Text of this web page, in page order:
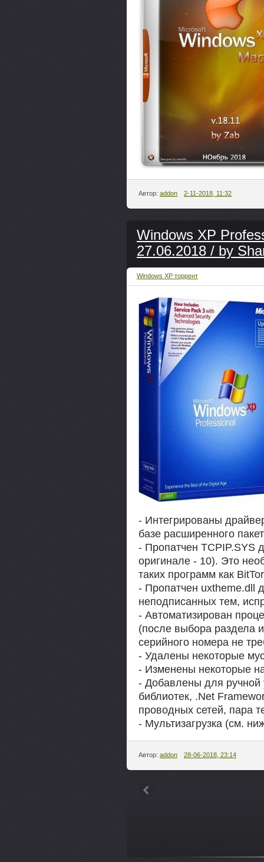
Автор: addon 2-11-2018, 11:32
Windows XP
27.06.2018 / by
Windows XP торрент
- Интегрированы
базе расширенного
- Пропатчен TCPIP.SYS
оригинале - 10). Это
таких программ как
- Пропатчен uxtheme.dll
неподписанных тем,
- Автоматизирован
(после выбора раздела
серийного номера не
- Удалены некоторые
- Изменены некоторые
- Добавлены для ручной
библиотек, .Net
проводных сетей, пара
- Мультизагрузка (см.
Автор: addon 28-06-2018, 23:14